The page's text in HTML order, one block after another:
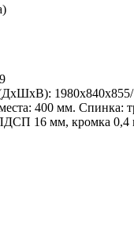
400 мм. Спинка:
16 мм, кромка 0,4